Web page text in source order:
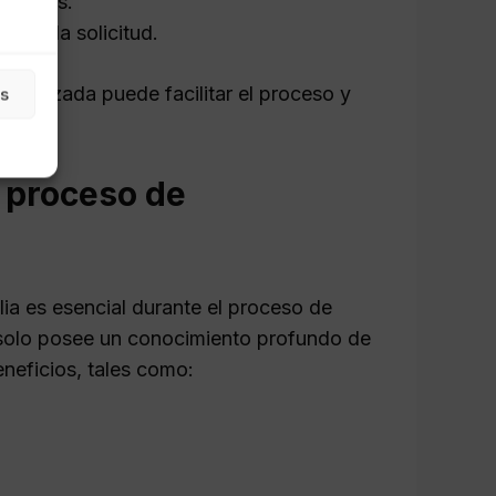
la solicitud.
puede facilitar el proceso y
de
es esencial durante el proceso de
posee un conocimiento profundo de
tales como: